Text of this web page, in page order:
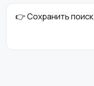
👉 Сохранить поиск